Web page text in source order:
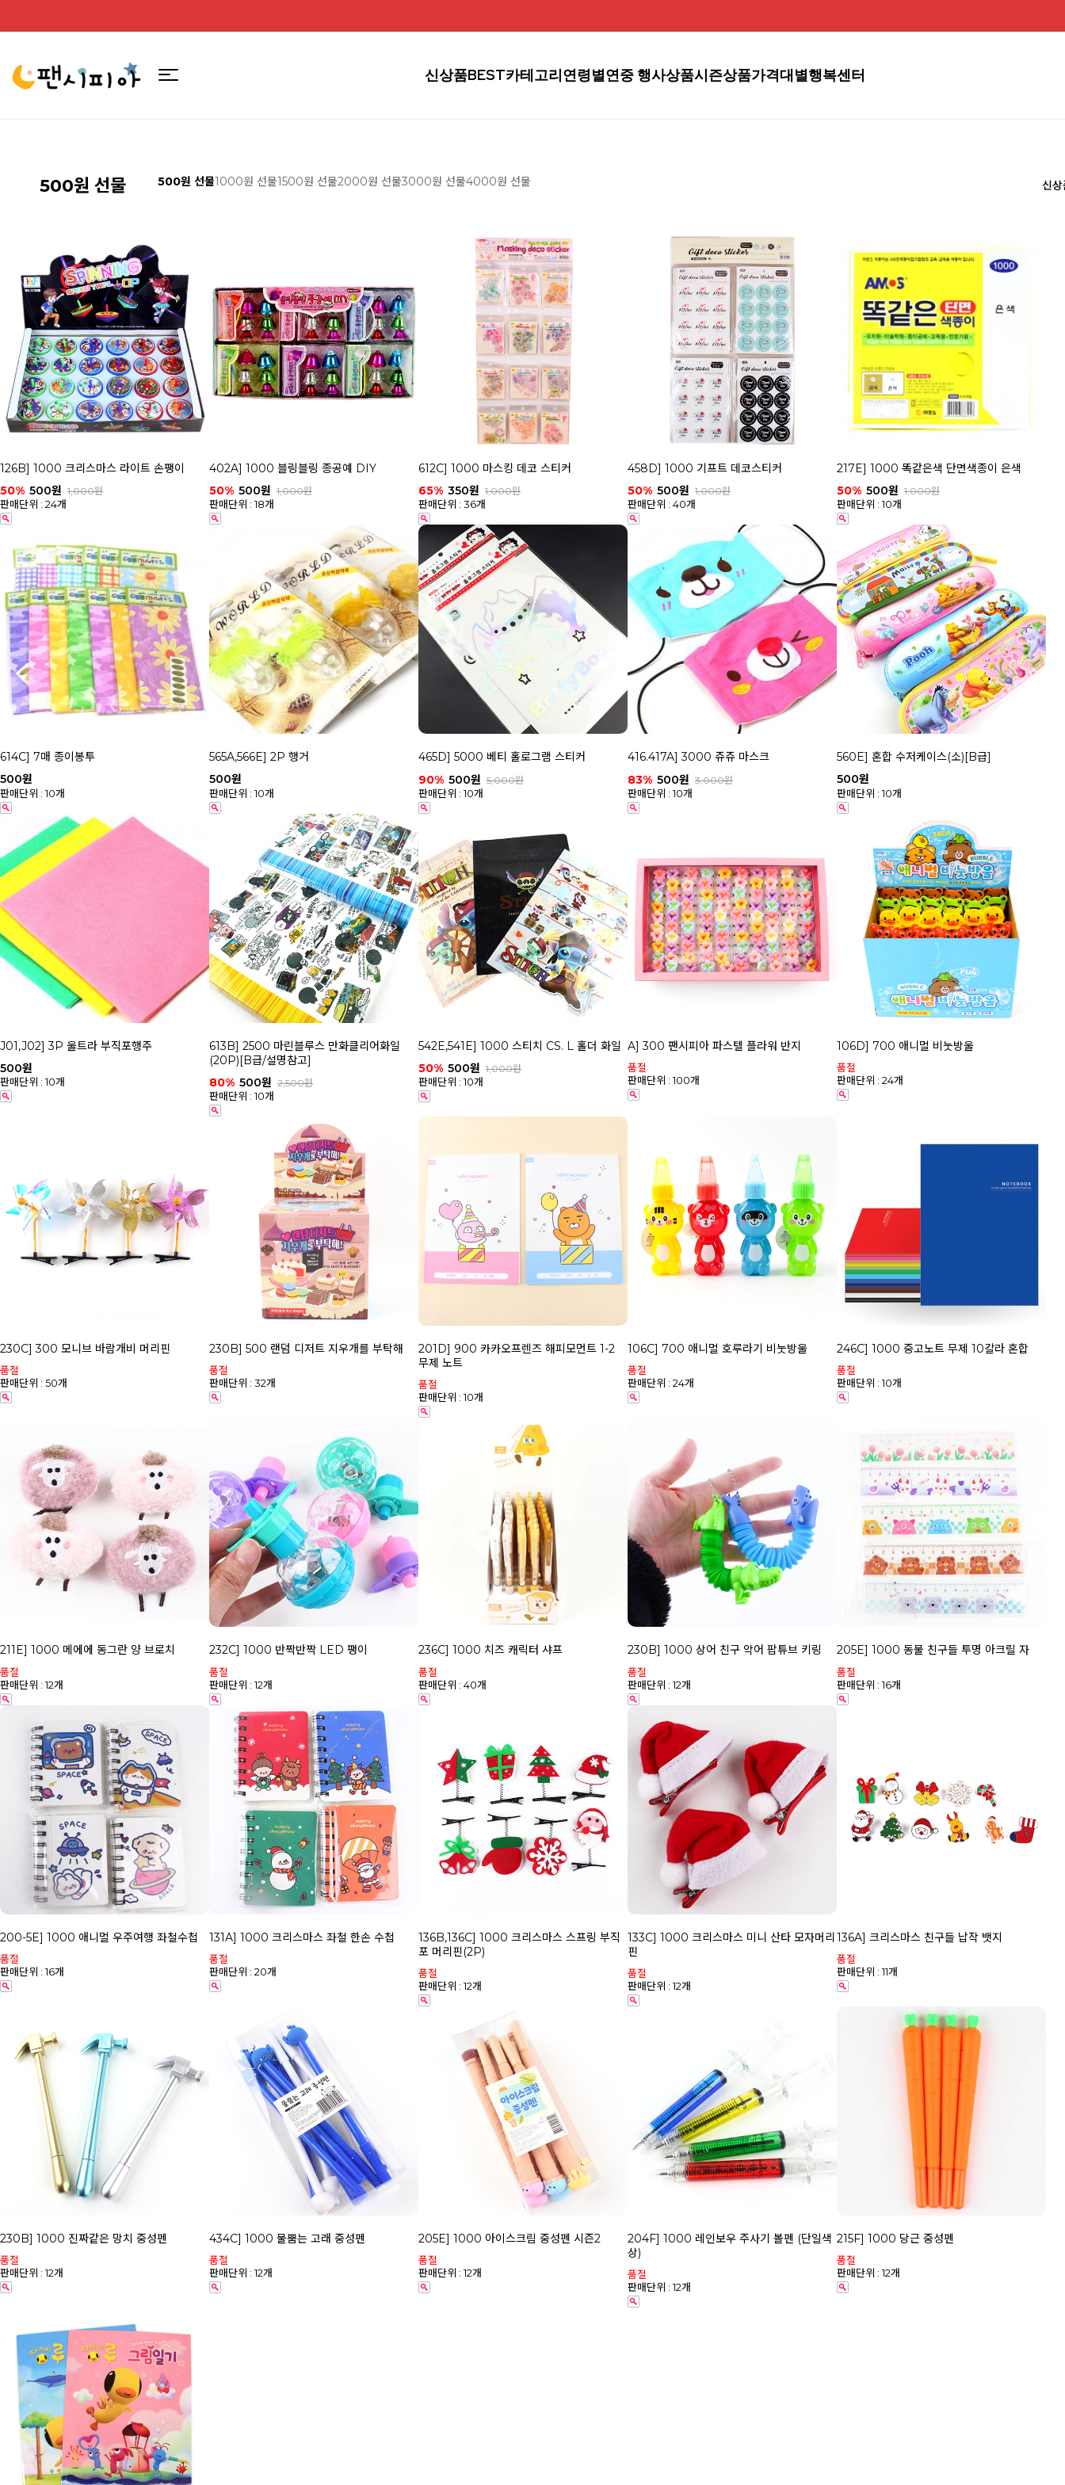
신상품BEST카테고리연령별연중 행사상품시즌상품가격대별행복센터
500원 선물 500원 선물1000원 선물1500원 선물2000원 선물3000원 선물4000원 선물
126B] 1000 크리스마스 라이트 손팽이
50% 500원 1,000원
판매단위 : 24개
402A] 1000 블링블링 종공예 DIY
50% 500원 1,000원
판매단위 : 18개
612C] 1000 마스킹 데코 스티커
65% 350원 1,000원
판매단위 : 36개
458D] 1000 기프트 데코스티커
50% 500원 1,000원
판매단위 : 40개
217E] 1000 똑같은색 단면색종이 은색
50% 500원 1,000원
판매단위 : 10개
614C] 7매 종이봉투
500원
판매단위 : 10개
565A,566E] 2P 행거
500원
판매단위 : 10개
465D] 5000 베티 홀로그램 스티커
90% 500원 5,000원
판매단위 : 10개
416.417A] 3000 쥬쥬 마스크
83% 500원 3,000원
판매단위 : 10개
560E] 혼합 수저케이스(소)[B급]
500원
판매단위 : 10개
J01,J02] 3P 울트라 부직포행주
500원
판매단위 : 10개
613B] 2500 마린블루스 만화클리어화일
(20P)[B급/설명참고]
80% 500원 2,500원
판매단위 : 10개
542E,541E] 1000 스티치 CS. L 홀더 화일
50% 500원 1,000원
판매단위 : 10개
A] 300 팬시피아 파스텔 플라워 반지
품절
판매단위 : 100개
106D] 700 애니멀 비눗방울
품절
판매단위 : 24개
230C] 300 모니브 바람개비 머리핀
품절
판매단위 : 50개
230B] 500 랜덤 디저트 지우개를 부탁해
품절
판매단위 : 32개
201D] 900 카카오프렌즈 해피모먼트 1-2
무제 노트
품절
판매단위 : 10개
106C] 700 애니멀 호루라기 비눗방울
품절
판매단위 : 24개
246C] 1000 중고노트 무제 10칼라 혼합
품절
판매단위 : 10개
211E] 1000 메에에 동그란 양 브로치
품절
판매단위 : 12개
232C] 1000 반짝반짝 LED 팽이
품절
판매단위 : 12개
236C] 1000 치즈 캐릭터 샤프
품절
판매단위 : 40개
230B] 1000 상어 친구 악어 팝튜브 키링
품절
판매단위 : 12개
205E] 1000 동물 친구들 투명 아크릴 자
품절
판매단위 : 16개
200-5E] 1000 애니멀 우주여행 좌철수첩
품절
판매단위 : 16개
131A] 1000 크리스마스 좌철 한손 수첩
품절
판매단위 : 20개
136B,136C] 1000 크리스마스 스프링 부직
포 머리핀(2P)
품절
판매단위 : 12개
133C] 1000 크리스마스 미니 산타 모자머리
핀
품절
판매단위 : 12개
136A] 크리스마스 친구들 납작 뱃지
품절
판매단위 : 11개
230B] 1000 진짜같은 망치 중성펜
품절
판매단위 : 12개
434C] 1000 물뿜는 고래 중성펜
품절
판매단위 : 12개
205E] 1000 아이스크림 중성펜 시즌2
품절
판매단위 : 12개
204F] 1000 레인보우 주사기 볼펜 (단일색
상)
품절
판매단위 : 12개
215F] 1000 당근 중성펜
품절
판매단위 : 12개